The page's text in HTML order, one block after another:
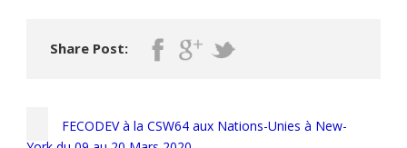
Share Post:
FECODEV à la CSW64 aux Nations-Unies à New-